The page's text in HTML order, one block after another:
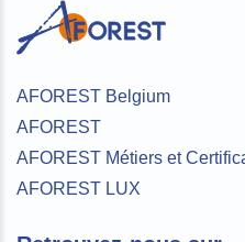
AFOREST Belgium
AFOREST
AFOREST Métiers et
AFOREST LUX